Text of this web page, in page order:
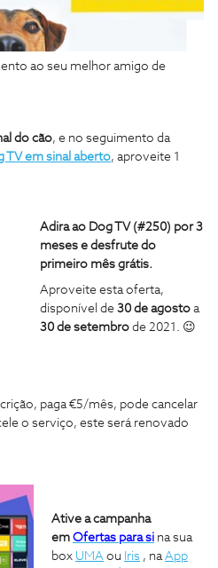
ao seu melhor amigo de
do cão, e no seguimento da
TV em sinal aberto, aproveite 1
Adira ao Dog TV (#250) por 3
meses e desfrute do
primeiro mês grátis.
Aproveite esta oferta,
disponível de 30 de agosto a
30 de setembro de 2021. 😉
paga €5/mês, pode cancelar
o serviço, este será renovado
Ative a campanha
em Ofertas para si na sua
box UMA ou Iris , naApp